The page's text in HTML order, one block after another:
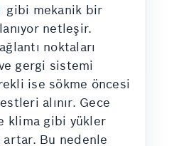
gibi mekanik bir
netleşir.
noktaları
gergi sistemi
ise sökme öncesi
alınır. Gece
klima gibi yükler
Bu nedenle